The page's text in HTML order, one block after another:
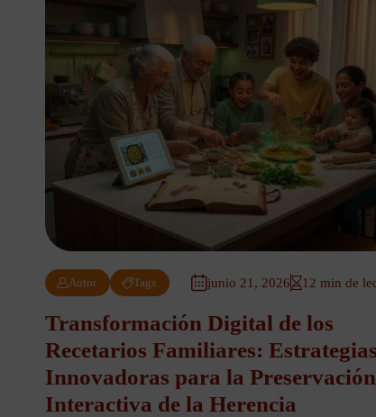
Autor Tags junio 21, 2026 12 min de
Transformación Digital de los
Recetarios Familiares: Estrategias
Innovadoras para la Preservación
Interactiva de la Herencia